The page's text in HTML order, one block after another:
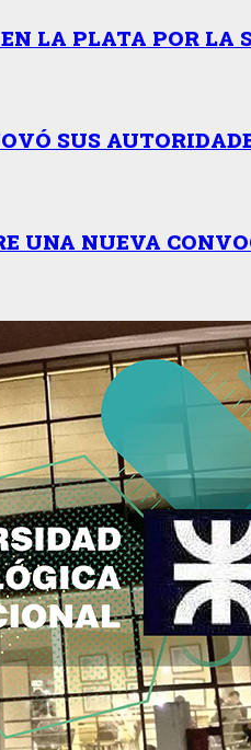
LA PLATA POR LA
SUS
UNA NUEVA